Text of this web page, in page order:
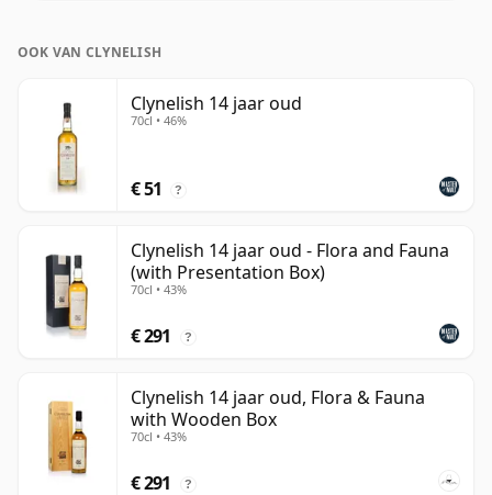
OOK VAN CLYNELISH
Clynelish 14 jaar oud
70cl • 46%
€ 51 ?
Clynelish 14 jaar oud - Flora and Fauna
(with Presentation Box)
70cl • 43%
€ 291 ?
Clynelish 14 jaar oud, Flora & Fauna
with Wooden Box
70cl • 43%
€ 291 ?